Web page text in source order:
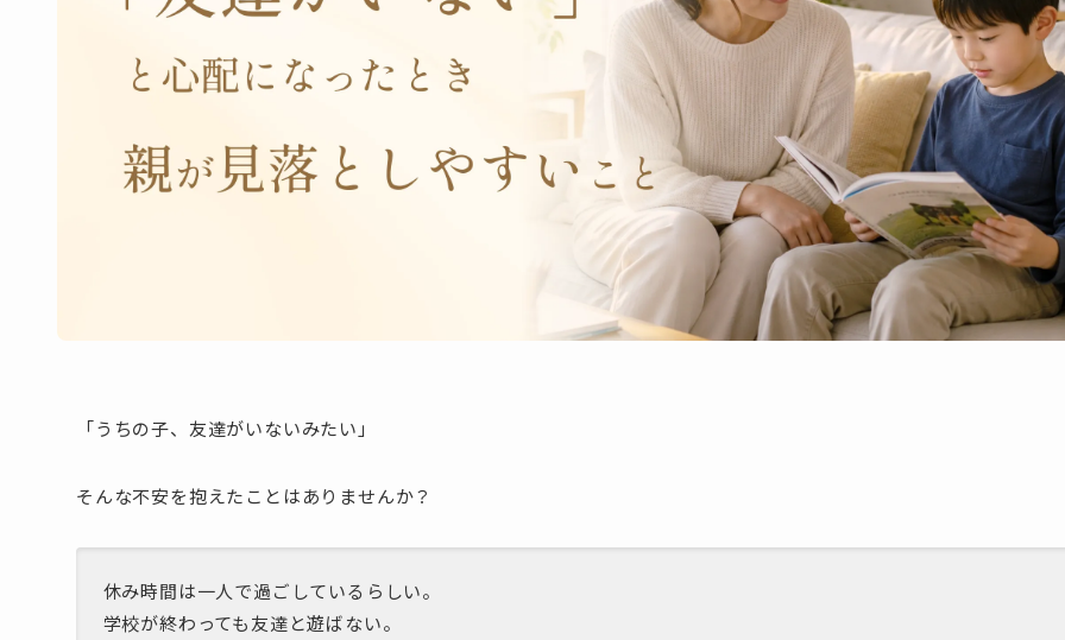
「うちの子、友達がいないみたい」
そんな不安を抱えたことはありませんか？
休み時間は一人で過ごしているらしい。
学校が終わっても友達と遊ばない。